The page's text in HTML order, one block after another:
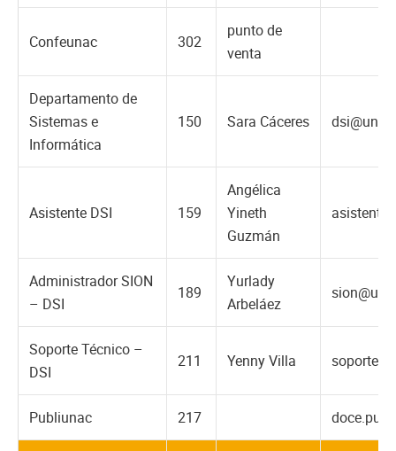
Confeunac 302
punto de
venta
Departamento de
Sistemas e
Informática
150 Sara Cáceres
Asistente DSI 159
Angélica
Yineth
Guzmán
Administrador SION
– DSI
189
Yurlady
Arbeláez
Soporte Técnico –
DSI
211 Yenny Villa
Publiunac 217